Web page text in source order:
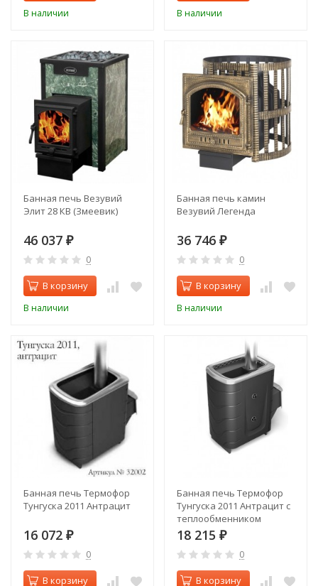
В наличии В наличии
Банная печь Везувий
Элит 28 КВ (Змеевик)
46 037 ₽
0
В корзину
В наличии
Банная печь камин
Везувий Легенда
36 746 ₽
0
В корзину
В наличии
Банная печь Термофор
Тунгуска 2011 Антрацит
16 072 ₽
0
В корзину
Банная печь Термофор
Тунгуска 2011 Антрацит с
теплообменником
18 215 ₽
0
В корзину